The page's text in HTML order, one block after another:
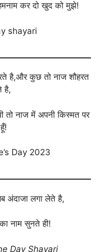
कर दो खुद को मुझे!
shayari
है,और कुछ तो नाज शौहरत
है,
तो नाज में अपनी किस्मत पर
Day 2023
अंदाजा लगा लेते है,
नाम सुनते ही!
Day Shayari